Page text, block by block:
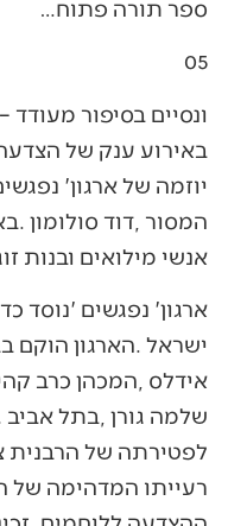
‬ספר‭ ‬תורה‭ ‬פתוח‭…‬
05‭ ‬
‬אנשי‭ ‬מילואים‭ ‬ובנות‭ ‬זוגם‭.‬